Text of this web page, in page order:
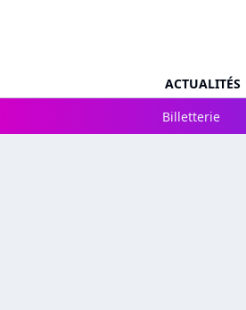
ACTUALITÉS
Billetterie